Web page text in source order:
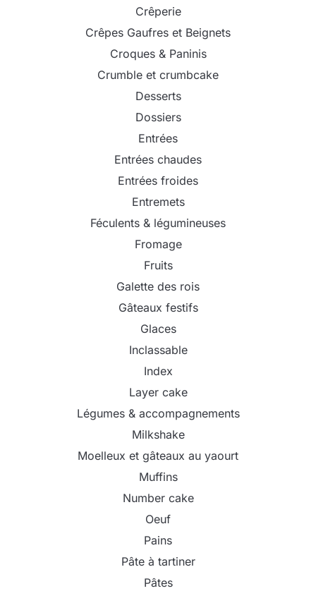
Crêperie
Crêpes Gaufres et Beignets
Croques & Paninis
Crumble et crumbcake
Desserts
Dossiers
Entrées
Entrées chaudes
Entrées froides
Entremets
Féculents & légumineuses
Fromage
Fruits
Galette des rois
Gâteaux festifs
Glaces
Inclassable
Index
Layer cake
Légumes & accompagnements
Milkshake
Moelleux et gâteaux au yaourt
Muffins
Number cake
Oeuf
Pains
Pâte à tartiner
Pâtes